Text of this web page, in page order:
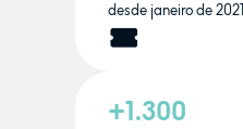
desde janeiro de 2021
+1.300